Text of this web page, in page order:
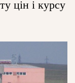
цін і курсу